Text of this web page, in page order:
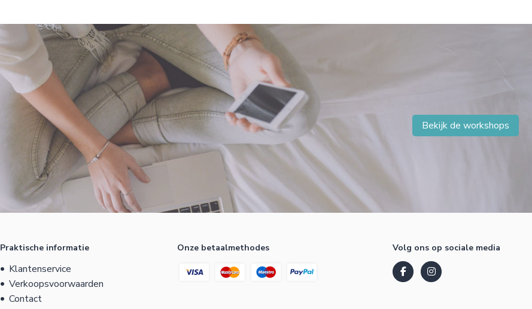
Bekijk de workshops
Praktische informatie
Klantenservice
Verkoopsvoorwaarden
Contact
Onze betaalmethodes Volg ons op sociale media